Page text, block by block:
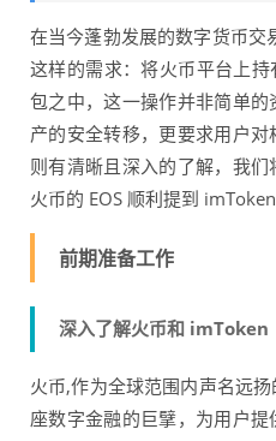
在当今蓬勃发展的数字货币交
这样的需求：将火币平台上
包之中，这一操作并非简单
产的安全转移，更要求用户
则有清晰且深入的了解，我
火币的 EOS 顺利提到 imToken
前期准备工作
深入了解火币和 imToken
火币,作为全球范围内声名远
座数字金融的巨擘，为用户